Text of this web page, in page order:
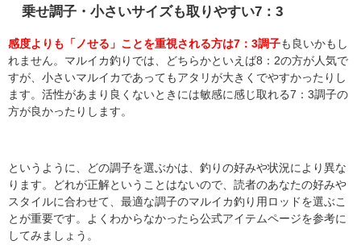
乗せ調子・小さいサイズも取りやすい7：3
感度よりも「ノせる」ことを重視される方は7：3調子も良いかもし
れません。マルイカ釣りでは、どちらかといえば8：2の方が人気で
すが、小さいマルイカであってもアタリが大きくでやすかったりし
ます。活性があまり良くないときには敏感に感じ取れる7：3調子の
方が良かったりします。
というように、どの調子を選ぶかは、釣りの好みや状況により異な
ります。どれが正解ということはないので、読者のあなたの好みや
スタイルに合わせて、最適な調子のマルイカ釣り用ロッドを選ぶこ
とが重要です。よくわからなかったら公式アイテムページを参考に
してみましょう。